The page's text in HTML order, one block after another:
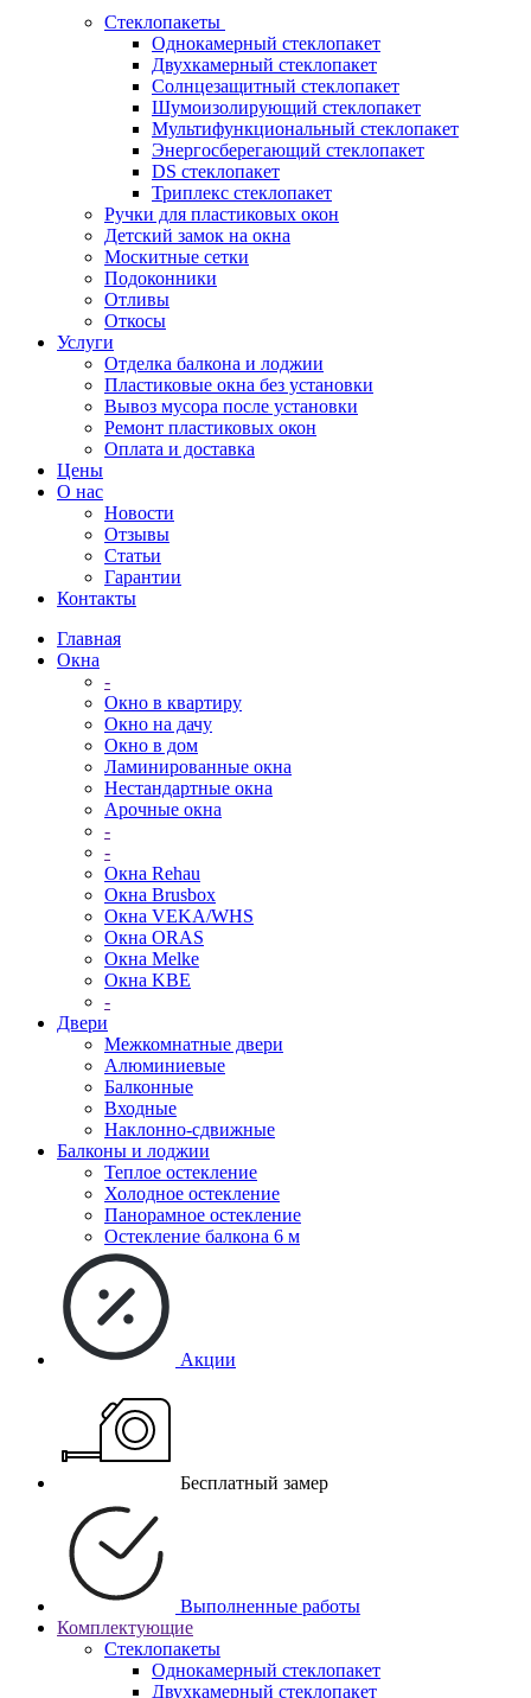
Стеклопакеты
Однокамерный стеклопакет
Двухкамерный стеклопакет
Солнцезащитный стеклопакет
Шумоизолирующий стеклопакет
Мультифункциональный стеклопакет
Энергосберегающий стеклопакет
DS стеклопакет
Триплекс стеклопакет
Ручки для пластиковых окон
Детский замок на окна
Москитные сетки
Подоконники
Отливы
Откосы
Услуги
Отделка балкона и лоджии
Пластиковые окна без установки
Вывоз мусора после установки
Ремонт пластиковых окон
Оплата и доставка
Цены
О нас
Новости
Отзывы
Статьи
Гарантии
Контакты
Главная
Окна
-
Окно в квартиру
Окно на дачу
Окно в дом
Ламинированные окна
Нестандартные окна
Арочные окна
-
-
Окна Rehau
Окна Brusbox
Окна VEKA/WHS
Окна ОRAS
Окна Melke
Окна KBE
-
Двери
Межкомнатные двери
Алюминиевые
Балконные
Входные
Наклонно-сдвижные
Балконы и лоджии
Теплое остекление
Холодное остекление
Панорамное остекление
Остекление балкона 6 м
Акции
Бесплатный замер
Выполненные работы
Комплектующие
Стеклопакеты
Однокамерный стеклопакет
Двухкамерный стеклопакет